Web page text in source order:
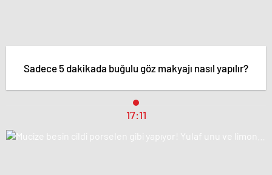
Sadece 5 dakikada buğulu göz makyajı nasıl yapılır?
17:11